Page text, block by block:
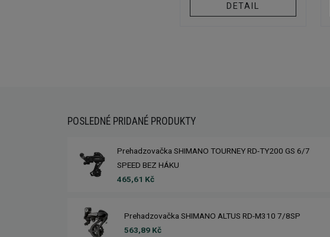
DETAIL
POSLEDNÉ PRIDANÉ PRODUKTY
Prehadzovačka SHIMANO TOURNEY RD-TY200 GS 6/7
SPEED BEZ HÁKU
465,61 Kč
Prehadzovačka SHIMANO ALTUS RD-M310 7/8SP
563,89 Kč